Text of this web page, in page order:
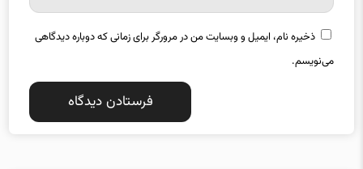
ذخیره نام، ایمیل و وبسایت من در مرورگر برای زمانی که دوباره دیدگاهی
می‌نویسم.